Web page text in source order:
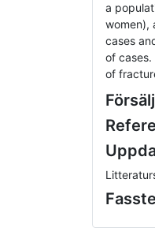
a
women),
cases
of cases.
of